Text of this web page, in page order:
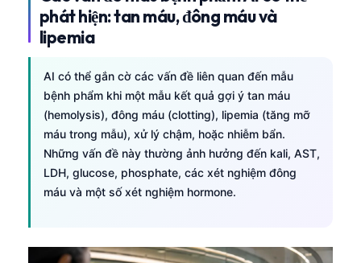
phát hiện: tan máu, đông máu và
lipemia
AI có thể gắn cờ các vấn đề liên quan đến mẫu
bệnh phẩm khi một mẫu kết quả gợi ý tan máu
(hemolysis), đông máu (clotting), lipemia (tăng mỡ
máu trong mẫu), xử lý chậm, hoặc nhiễm bẩn.
Những vấn đề này thường ảnh hưởng đến kali, AST,
LDH, glucose, phosphate, các xét nghiệm đông
máu và một số xét nghiệm hormone.